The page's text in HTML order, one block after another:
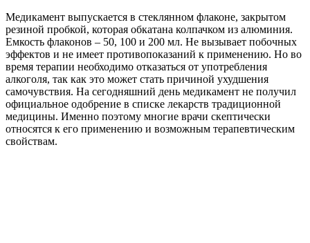
Медикамент выпускается в стеклянном флаконе, закрытом
резиной пробкой, которая обкатана колпачком из алюминия.
Емкость флаконов – 50, 100 и 200 мл. Не вызывает побочных
эффектов и не имеет противопоказаний к применению. Но во
время терапии необходимо отказаться от употребления
алкоголя, так как это может стать причиной ухудшения
самочувствия. На сегодняшний день медикамент не получил
официальное одобрение в списке лекарств традиционной
медицины. Именно поэтому многие врачи скептически
относятся к его применению и возможным терапевтическим
свойствам.